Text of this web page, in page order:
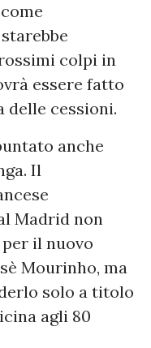
colpi in
essere fatto
delle cessioni.
anche
Il
Madrid non
il nuovo
Mourinho, ma
solo a titolo
agli 80